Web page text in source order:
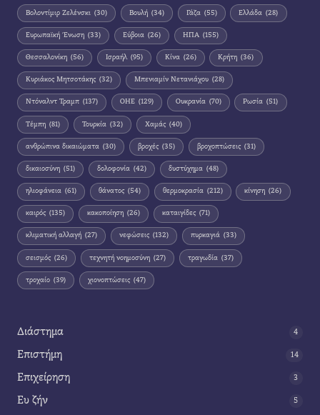
Βολοντίμιρ Ζελένσκι (30) Βουλή (34) Γάζα (55) Ελλάδα (28)
Ευρωπαϊκή Ένωση (33) Εύβοια (26) ΗΠΑ (155)
Θεσσαλονίκη (56) Ισραήλ (95) Κίνα (26) Κρήτη (36)
Κυριάκος Μητσοτάκης (32) Μπενιαμίν Νετανιάχου (28)
Ντόναλντ Τραμπ (137) ΟΗΕ (129) Ουκρανία (70) Ρωσία (51)
Τέμπη (81) Τουρκία (32) Χαμάς (40)
ανθρώπινα δικαιώματα (30) βροχές (35) βροχοπτώσεις (31)
δικαιοσύνη (51) δολοφονία (42) δυστύχημα (48)
ηλιοφάνεια (61) θάνατος (54) θερμοκρασία (212) κίνηση (26)
καιρός (135) κακοποίηση (26) καταιγίδες (71)
κλιματική αλλαγή (27) νεφώσεις (132) πυρκαγιά (33)
σεισμός (26) τεχνητή νοημοσύνη (27) τραγωδία (37)
τροχαίο (39) χιονοπτώσεις (47)
Διάστημα 4
Επιστήμη 14
Επιχείρηση 3
Ευ ζήν 5